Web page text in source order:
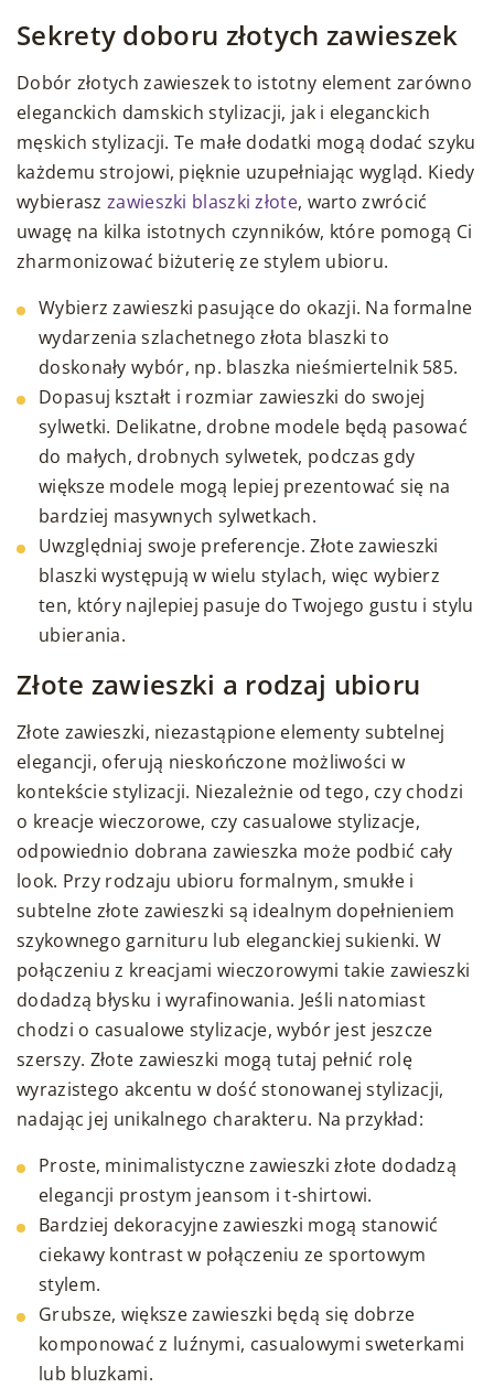
Sekrety doboru złotych zawieszek
Dobór złotych zawieszek to istotny element zarówno
eleganckich damskich stylizacji, jak i eleganckich
męskich stylizacji. Te małe dodatki mogą dodać szyku
każdemu strojowi, pięknie uzupełniając wygląd. Kiedy
wybieraszzawieszki blaszki złote, warto zwrócić
uwagę na kilka istotnych czynników, które pomogą Ci
zharmonizować biżuterię ze stylem ubioru.
Wybierz zawieszki pasujące do okazji. Na formalne
wydarzenia szlachetnego złota blaszki to
doskonały wybór, np. blaszka nieśmiertelnik 585.
Dopasuj kształt i rozmiar zawieszki do swojej
sylwetki. Delikatne, drobne modele będą pasować
do małych, drobnych sylwetek, podczas gdy
większe modele mogą lepiej prezentować się na
bardziej masywnych sylwetkach.
Uwzględniaj swoje preferencje. Złote zawieszki
blaszki występują w wielu stylach, więc wybierz
ten, który najlepiej pasuje do Twojego gustu i stylu
ubierania.
Złote zawieszki a rodzaj ubioru
Złote zawieszki, niezastąpione elementy subtelnej
elegancji, oferują nieskończone możliwości w
kontekście stylizacji. Niezależnie od tego, czy chodzi
o kreacje wieczorowe, czy casualowe stylizacje,
odpowiednio dobrana zawieszka może podbić cały
look. Przy rodzaju ubioru formalnym, smukłe i
subtelne złote zawieszki są idealnym dopełnieniem
szykownego garnituru lub eleganckiej sukienki. W
połączeniu z kreacjami wieczorowymi takie zawieszki
dodadzą błysku i wyrafinowania. Jeśli natomiast
chodzi o casualowe stylizacje, wybór jest jeszcze
szerszy. Złote zawieszki mogą tutaj pełnić rolę
wyrazistego akcentu w dość stonowanej stylizacji,
nadając jej unikalnego charakteru. Na przykład:
Proste, minimalistyczne zawieszki złote dodadzą
elegancji prostym jeansom i t-shirtowi.
Bardziej dekoracyjne zawieszki mogą stanowić
ciekawy kontrast w połączeniu ze sportowym
stylem.
Grubsze, większe zawieszki będą się dobrze
komponować z luźnymi, casualowymi sweterkami
lub bluzkami.